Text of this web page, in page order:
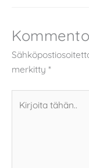
merkitty *
tähän..